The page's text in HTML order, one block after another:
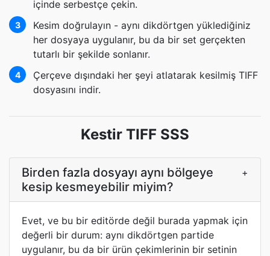
içinde serbestçe çekin.
3
Kesim doğrulayın - aynı dikdörtgen yüklediğiniz
her dosyaya uygulanır, bu da bir set gerçekten
tutarlı bir şekilde sonlanır.
4
Çerçeve dışındaki her şeyi atlatarak kesilmiş TIFF
dosyasını indir.
Kestir TIFF SSS
Birden fazla dosyayı aynı bölgeye
kesip kesmeyebilir miyim?
+
Evet, ve bu bir editörde değil burada yapmak için
değerli bir durum: aynı dikdörtgen partide
uygulanır, bu da bir ürün çekimlerinin bir setinin